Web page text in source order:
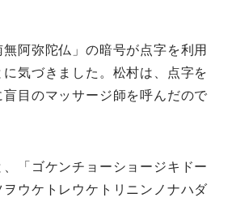
阿弥陀仏」の暗号が点字を利用
気づきました。松村は、点字を
目のマッサージ師を呼んだので
「ゴケンチョーショージキドー
ウケトレウケトリニンノナハダ